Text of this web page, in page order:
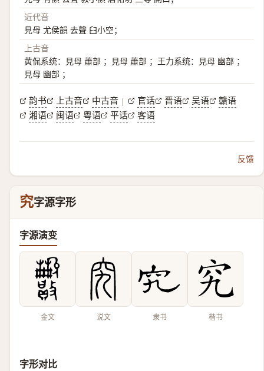
近代音
見母 尤侯韻 去聲 臼小空；
上古音
黄侃系统：見母 蕭部 ；見母 蕭部 ；王力系统：見母 幽部 ；
見母 幽部 ；
韵书 上古音 中古音 | 官话 晋语 吴语
赣语
湘语
闽语 粤语 平话 客语
反馈
究字源字形
字源演变
金文 说文 隶书 楷书
字形对比